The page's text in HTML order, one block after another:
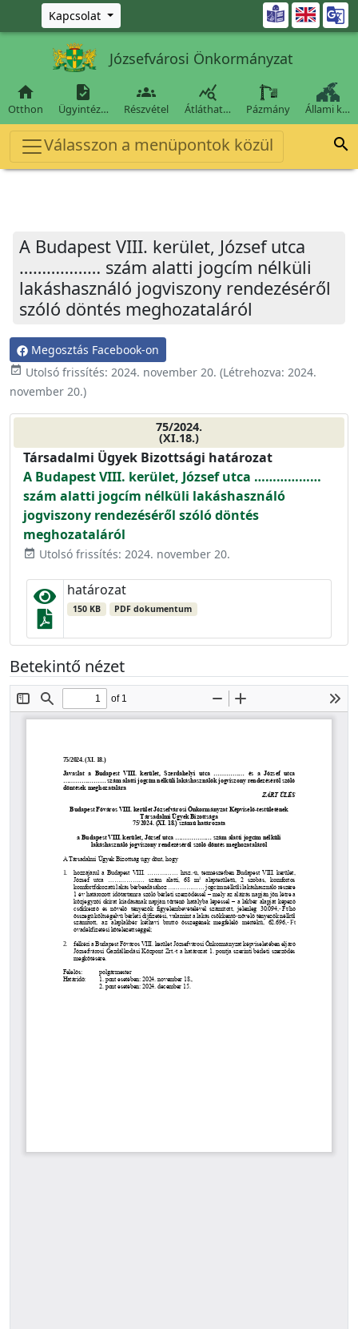
Ugrás a fő tartalomra
Kapcsolat 
Józsefvárosi Önkormányzat

Otthon

Ügyintéz…

Részvétel

Átláthat… Pázmány Állami k…
Válasszon a menüpontok közül 
A Budapest VIII. kerület, József utca
……………… szám alatti jogcím nélküli
lakáshasználó jogviszony rendezéséről
szóló döntés meghozataláról
Megosztás Facebook-on
event_available Utolsó frissítés: 2024. november 20. (Létrehozva: 2024.
november 20.)
75/2024.
(XI.18.)
Társadalmi Ügyek Bizottsági határozat
A Budapest VIII. kerület, József utca ………………
szám alatti jogcím nélküli lakáshasználó
jogviszony rendezéséről szóló döntés
meghozataláról
event_available Utolsó frissítés: 2024. november 20.
határozat
150 KB PDF dokumentum
Betekintő nézet